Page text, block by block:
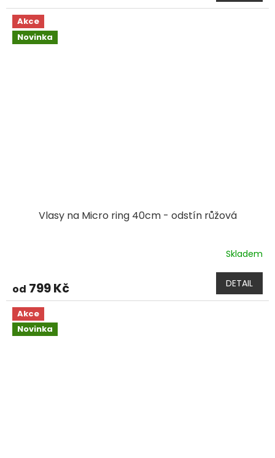
Akce
Novinka
Vlasy na Micro ring 40cm - odstín růžová
Skladem
od 799 Kč DETAIL
Akce
Novinka